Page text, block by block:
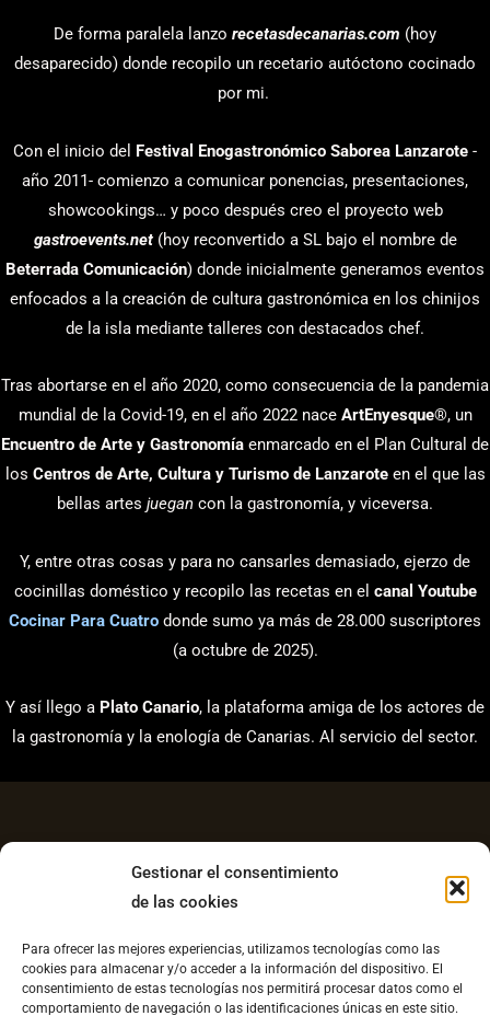
Gestionar el consentimiento
de las cookies
Para ofrecer las mejores experiencias, utilizamos tecnologías como las
cookies para almacenar y/o acceder a la información del dispositivo. El
consentimiento de estas tecnologías nos permitirá procesar datos como el
comportamiento de navegación o las identificaciones únicas en este sitio.
De forma paralela lanzo recetasdecanarias.com (hoy
desaparecido) donde recopilo un recetario autóctono cocinado
por mi.
Con el inicio del Festival Enogastronómico Saborea Lanzarote -
año 2011- comienzo a comunicar ponencias, presentaciones,
showcookings… y poco después creo el proyecto web
gastroevents.net(hoy reconvertido a SL bajo el nombre de
Beterrada Comunicación) donde inicialmente generamos eventos
enfocados a la creación de cultura gastronómica en los chinijos
de la isla mediante talleres con destacados chef.
Tras abortarse en el año 2020, como consecuencia de la pandemia
mundial de la Covid-19, en el año 2022 nace ArtEnyesque®, un
Encuentro de Arte y Gastronomía enmarcado en el Plan Cultural de
los Centros de Arte, Cultura y Turismo de Lanzaroteen el que las
bellas artes juegan con la gastronomía, y viceversa.
Y, entre otras cosas y para no cansarles demasiado, ejerzo de
cocinillas doméstico y recopilo las recetas en el canal Youtube
Cocinar Para Cuatro donde sumo ya más de 28.000 suscriptores
(a octubre de 2025).
Y así llego a Plato Canario, la plataforma amiga de los actores de
la gastronomía y la enología de Canarias. Al servicio del sector.
Política de Privacidad
Contacto